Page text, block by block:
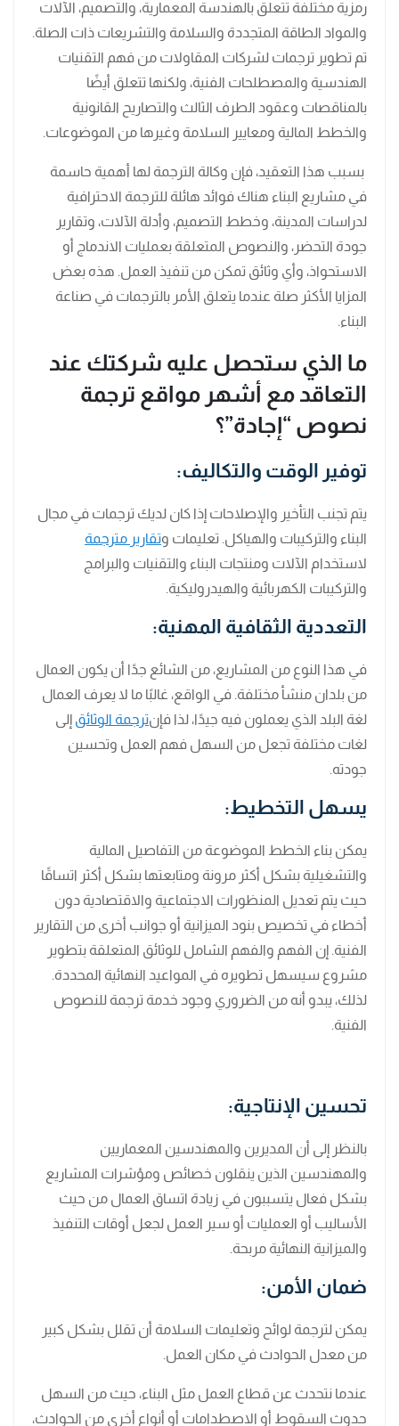
رمزية مختلفة تتعلق بالهندسة المعمارية، والتصميم، الآلات
والمواد الطاقة المتجددة والسلامة والتشريعات ذات الصلة.
تم تطوير ترجمات لشركات المقاولات من فهم التقنيات
الهندسية والمصطلحات الفنية، ولكنها تتعلق أيضًا
بالمناقصات وعقود الطرف الثالث والتصاريح القانونية
والخطط المالية ومعايير السلامة وغيرها من الموضوعات.
بسبب هذا التعقيد، فإن وكالة الترجمة لها أهمية حاسمة
في مشاريع البناء هناك فوائد هائلة للترجمة الاحترافية
لدراسات المدينة، وخطط التصميم، وأدلة الآلات، وتقارير
جودة التحضر، والنصوص المتعلقة بعمليات الاندماج أو
الاستحواذ، وأي وثائق تمكن من تنفيذ العمل. هذه بعض
المزايا الأكثر صلة عندما يتعلق الأمر بالترجمات في صناعة
البناء.
ما الذي ستحصل عليه شركتك عند
التعاقد مع أشهر مواقع ترجمة
نصوص “إجادة”؟
توفير الوقت والتكاليف:
يتم تجنب التأخير والإصلاحات إذا كان لديك ترجمات في مجال
البناء والتركيبات والهياكل. تعليمات وتقارير مترجمة
لاستخدام الآلات ومنتجات البناء والتقنيات والبرامج
والتركيبات الكهربائية والهيدروليكية.
التعددية الثقافية المهنية:
في هذا النوع من المشاريع، من الشائع جدًا أن يكون العمال
من بلدان منشأ مختلفة. في الواقع، غالبًا ما لا يعرف العمال
لغة البلد الذي يعملون فيه جيدًا، لذا فإنترجمة الوثائق إلى
لغات مختلفة تجعل من السهل فهم العمل وتحسين
جودته.
يسهل التخطيط:
يمكن بناء الخطط الموضوعة من التفاصيل المالية
والتشغيلية بشكل أكثر مرونة ومتابعتها بشكل أكثر اتساقًا
حيث يتم تعديل المنظورات الاجتماعية والاقتصادية دون
أخطاء في تخصيص بنود الميزانية أو جوانب أخرى من التقارير
الفنية. إن الفهم والفهم الشامل للوثائق المتعلقة بتطوير
مشروع سيسهل تطويره في المواعيد النهائية المحددة.
لذلك، يبدو أنه من الضروري وجود خدمة ترجمة للنصوص
الفنية.
تحسين الإنتاجية:
بالنظر إلى أن المديرين والمهندسين المعماريين
والمهندسين الذين ينقلون خصائص ومؤشرات المشاريع
بشكل فعال يتسببون في زيادة اتساق العمال من حيث
الأساليب أو العمليات أو سير العمل لجعل أوقات التنفيذ
والميزانية النهائية مربحة.
ضمان الأمن:
يمكن لترجمة لوائح وتعليمات السلامة أن تقلل بشكل كبير
من معدل الحوادث في مكان العمل.
عندما نتحدث عن قطاع العمل مثل البناء، حيث من السهل
حدوث السقوط أو الاصطدامات أو أنواع أخرى من الحوادث،